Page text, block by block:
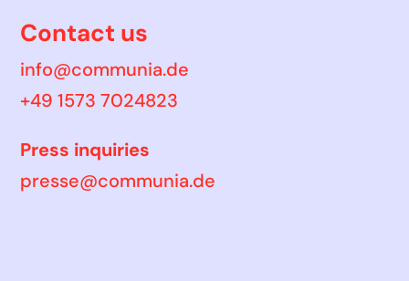
Contact us
info@communia.de
+49 1573 7024823
Press inquiries
presse@communia.de